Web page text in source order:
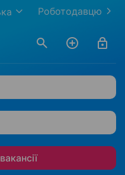
Роботодавцю